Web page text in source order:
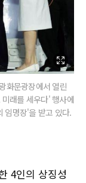
화문광장에서 열린
래를 세우다' 행사에
임명장'을 받고 있다.
4인의 상징성